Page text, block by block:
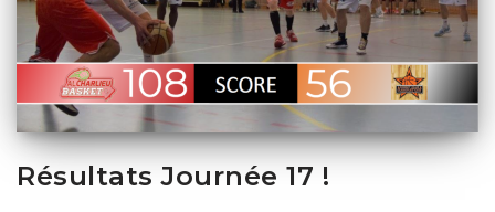
Résultats Journée 17 !